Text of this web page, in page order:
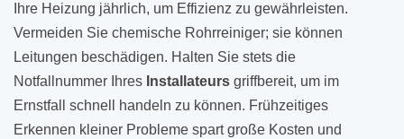
Ihre Heizung jährlich, um Effizienz zu gewährleisten.
Vermeiden Sie chemische Rohrreiniger; sie können
Leitungen beschädigen. Halten Sie stets die
Notfallnummer Ihres Installateurs griffbereit, um im
Ernstfall schnell handeln zu können. Frühzeitiges
Erkennen kleiner Probleme spart große Kosten und